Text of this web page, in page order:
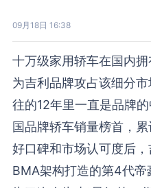
09月18日 16:38
十万级家用轿车在国内
为吉利品牌攻占该细分
往的12年里一直是品牌
国品牌轿车销量榜首，
好口碑和市场认可度后
BMA架构打造的第4代